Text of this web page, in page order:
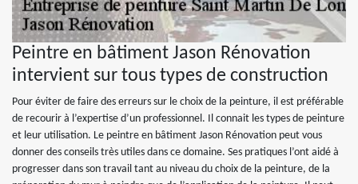
Peintre en bâtiment Jason Rénovation
intervient sur tous types de construction
Pour éviter de faire des erreurs sur le choix de la peinture, il est préférable
de recourir à l’expertise d’un professionnel. Il connait les types de peinture
et leur utilisation. Le peintre en bâtiment Jason Rénovation peut vous
donner des conseils très utiles dans ce domaine. Ses pratiques l’ont aidé à
progresser dans son travail tant au niveau du choix de la peinture, de la